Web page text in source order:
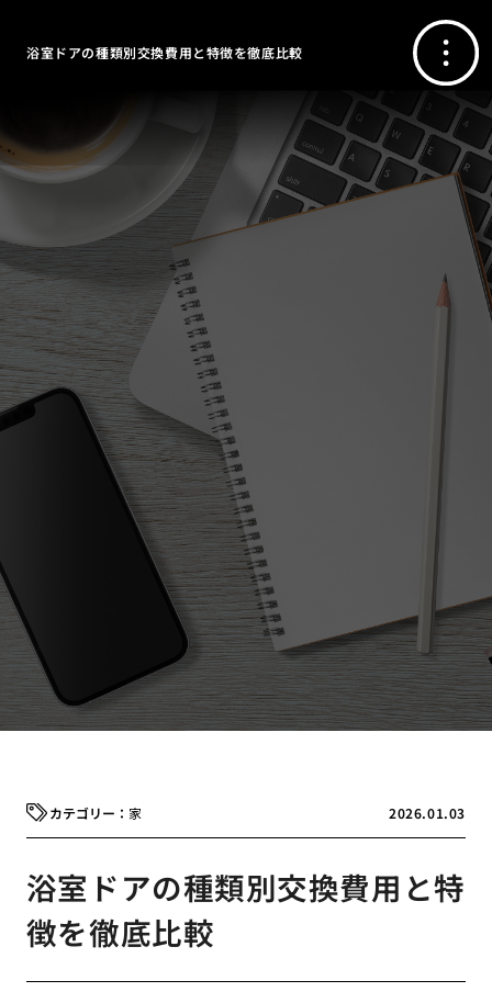
浴室ドアの種類別交換費用と特徴を徹底比較
2026.01.03
家
浴室ドアの種類別交換費用と特
徴を徹底比較